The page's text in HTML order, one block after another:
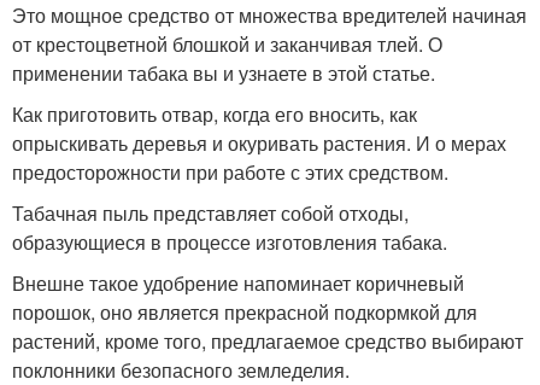
Это мощное средство от множества вредителей начиная
от крестоцветной блошкой и заканчивая тлей. О
применении табака вы и узнаете в этой статье.
Как приготовить отвар, когда его вносить, как
опрыскивать деревья и окуривать растения. И о мерах
предосторожности при работе с этих средством.
Табачная пыль представляет собой отходы,
образующиеся в процессе изготовления табака.
Внешне такое удобрение напоминает коричневый
порошок, оно является прекрасной подкормкой для
растений, кроме того, предлагаемое средство выбирают
поклонники безопасного земледелия.